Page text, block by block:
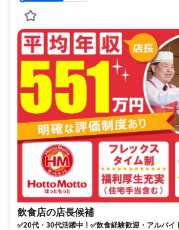
飲食店の店長候補
✅20代・30代活躍中！✅飲食経験歓迎・アルバイ